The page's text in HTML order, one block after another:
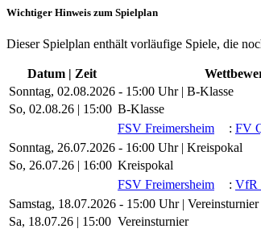
Wichtiger Hinweis zum Spielplan
Dieser Spielplan enthält vorläufige Spiele, die
Datum | Zeit
Sonntag, 02.08.2026 - 15:00 Uhr | B-Klasse
So, 02.08.26 | 15:00 B-Klasse
FSV Freimersheim
: FV
Sonntag, 26.07.2026 - 16:00 Uhr | Kreispokal
So, 26.07.26 | 16:00 Kreispokal
FSV Freimersheim
: VfR
Samstag, 18.07.2026 - 15:00 Uhr | Vereinsturnier
Sa, 18.07.26 | 15:00 Vereinsturnier